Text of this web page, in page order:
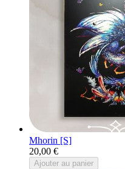
Mhorin [S]
20,00 €
Ajouter au panier